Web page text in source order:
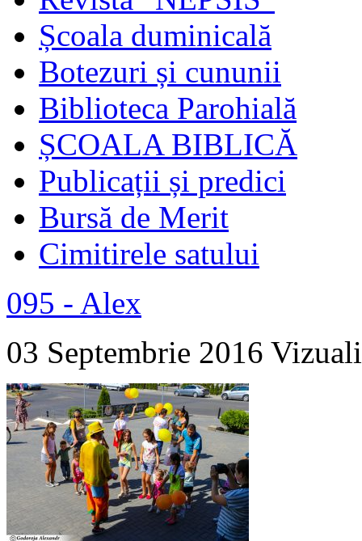
Școala duminicală
Botezuri și cununii
Biblioteca Parohială
ȘCOALA BIBLICĂ
Publicații și predici
Bursă de Merit
Cimitirele satului
095 - Alex
03 Septembrie 2016